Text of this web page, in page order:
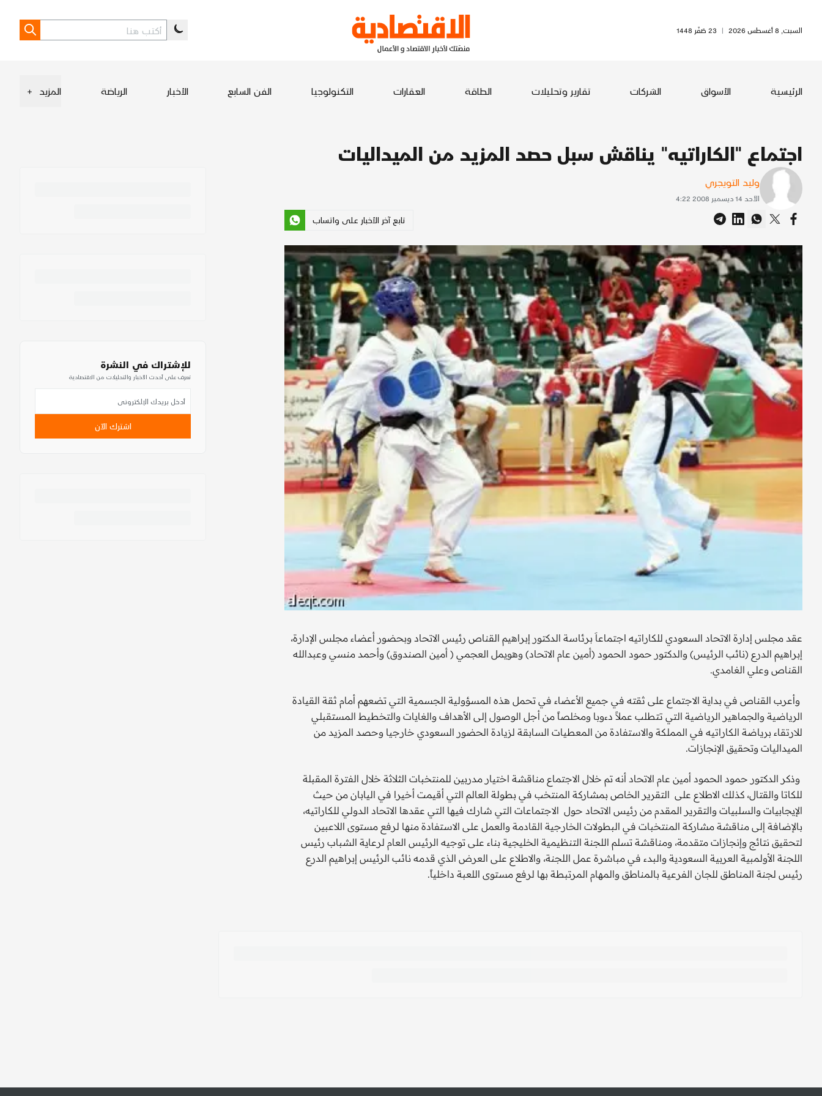
السبت, 8 أغسطس 2026 | 23 صَفَر 1448
الرئيسية الأسواق الشركات تقارير وتحليلات الطاقة العقارات التكنولوجيا الفن السابع الأخبار الرياضة المزيد +
اجتماع "الكاراتيه" يناقش سبل حصد المزيد من الميداليات
وليد التويجري
الأحد 14 ديسمبر 2008 4:22
تابع آخر الأخبار على واتساب
عقد مجلس إدارة الاتحاد السعودي للكاراتيه اجتماعاَ برئاسة الدكتور إبراهيم القناص رئيس الاتحاد وبحضور أعضاء مجلس الإدارة،
إبراهيم الدرع (نائب الرئيس) والدكتور حمود الحمود (أمين عام الاتحاد) وهويمل العجمي ( أمين الصندوق) وأحمد منسي وعبدالله
القناص وعلي الغامدي.
وأعرب القناص في بداية الاجتماع على ثقته في جميع الأعضاء في تحمل هذه المسؤولية الجسمية التي تضعهم أمام ثقة القيادة
الرياضية والجماهير الرياضية التي تتطلب عملاً دءوبا ومخلصاً من أجل الوصول إلى الأهداف والغايات والتخطيط المستقبلي
للارتقاء برياضة الكاراتيه في المملكة والاستفادة من المعطيات السابقة لزيادة الحضور السعودي خارجيا وحصد المزيد من
الميداليات وتحقيق الإنجازات.
وذكر الدكتور حمود الحمود أمين عام الاتحاد أنه تم خلال الاجتماع مناقشة اختيار مدربين للمنتخبات الثلاثة خلال الفترة المقبلة
للكاتا والقتال، كذلك الاطلاع على التقرير الخاص بمشاركة المنتخب في بطولة العالم التي أقيمت أخيرا في اليابان من حيث
الإيجابيات والسلبيات والتقرير المقدم من رئيس الاتحاد حول الاجتماعات التي شارك فيها التي عقدها الاتحاد الدولي للكاراتيه،
بالإضافة إلى مناقشة مشاركة المنتخبات في البطولات الخارجية القادمة والعمل على الاستفادة منها لرفع مستوى اللاعبين
لتحقيق نتائج وإنجازات متقدمة، ومناقشة تسلم اللجنة التنظيمية الخليجية بناء على توجيه الرئيس العام لرعاية الشباب رئيس
اللجنة الأولمبية العربية السعودية والبدء في مباشرة عمل اللجنة، والاطلاع على العرض الذي قدمه نائب الرئيس إبراهيم الدرع
رئيس لجنة المناطق للجان الفرعية بالمناطق والمهام المرتبطة بها لرفع مستوى اللعبة داخلياً.
للإشتراك في النشرة
تعرف على أحدث الأخبار والتحليلات من الاقتصادية
اشترك الآن